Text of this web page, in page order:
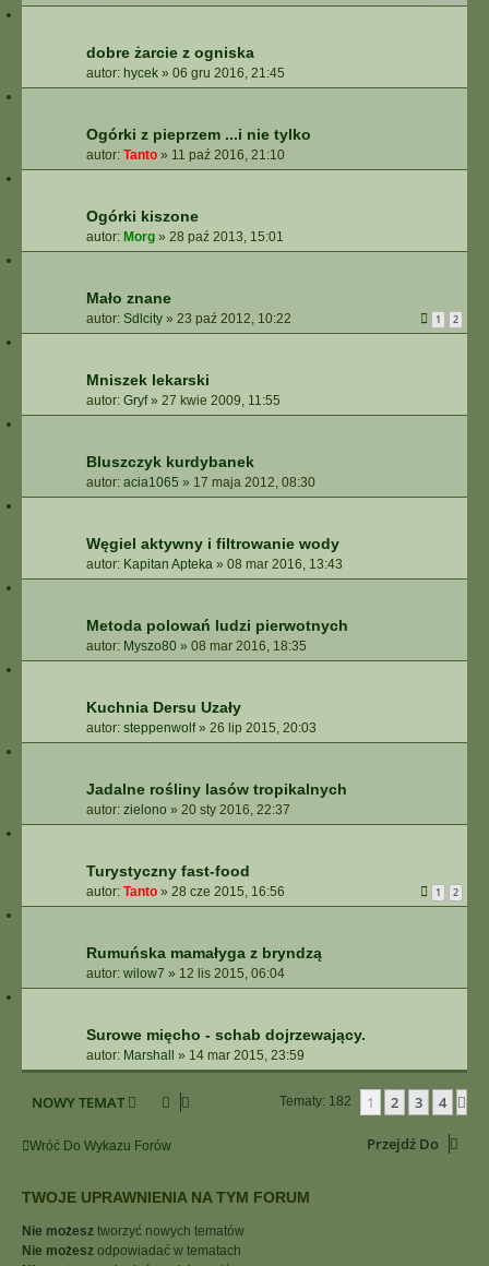
dobre żarcie z ogniska
autor: hycek » 06 gru 2016, 21:45
Ogórki z pieprzem ...i nie tylko
autor: Tanto » 11 paź 2016, 21:10
Ogórki kiszone
autor: Morg » 28 paź 2013, 15:01
Mało znane
autor: Sdlcity » 23 paź 2012, 10:22 1 2
Mniszek lekarski
autor: Gryf» 27 kwie 2009, 11:55
Bluszczyk kurdybanek
autor: acia1065 » 17 maja 2012, 08:30
Węgiel aktywny i filtrowanie wody
autor: Kapitan Apteka » 08 mar 2016, 13:43
Metoda polowań ludzi pierwotnych
autor: Myszo80 » 08 mar 2016, 18:35
Kuchnia Dersu Uzały
autor: steppenwolf» 26 lip 2015, 20:03
Jadalne rośliny lasów tropikalnych
autor: zielono » 20 sty 2016, 22:37
Turystyczny fast-food
autor: Tanto » 28 cze 2015, 16:56 1 2
Rumuńska mamałyga z bryndzą
autor: wilow7 » 12 lis 2015, 06:04
Surowe mięcho - schab dojrzewający.
autor: Marshall » 14 mar 2015, 23:59
NOWY TEMAT Tematy: 182 1 2 3 4
Wróć Do Wykazu Forów Przejdź Do
TWOJE UPRAWNIENIA NA TYM FORUM
Nie możesz tworzyć nowych tematów
Nie możesz odpowiadać w tematach